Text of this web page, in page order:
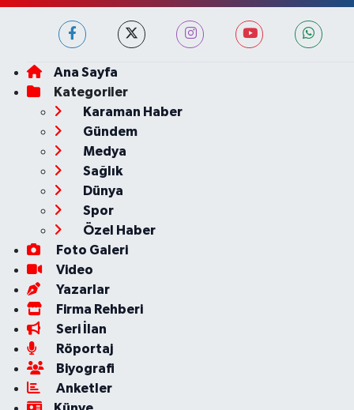
Ana Sayfa
Kategoriler
Karaman Haber
Gündem
Medya
Sağlık
Dünya
Spor
Özel Haber
Foto Galeri
Video
Yazarlar
Firma Rehberi
Seri İlan
Röportaj
Biyografi
Anketler